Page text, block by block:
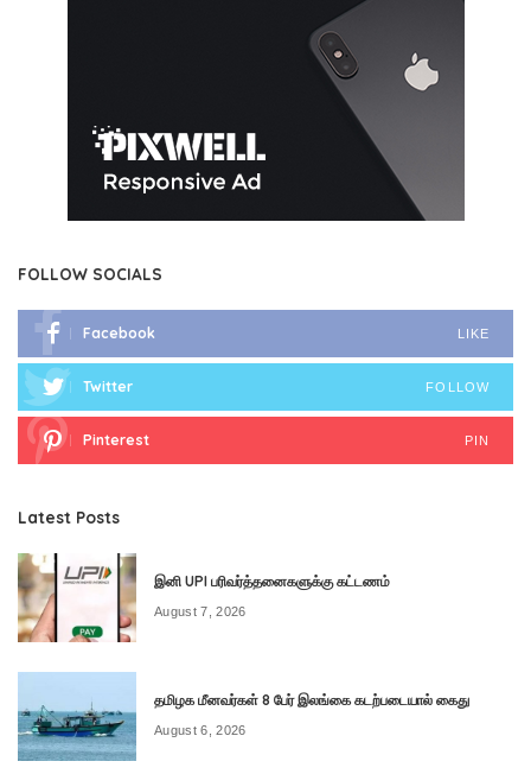
FOLLOW SOCIALS
Facebook LIKE
Twitter FOLLOW
Pinterest PIN
Latest Posts
இனி UPI பரிவர்த்தனைகளுக்கு கட்டணம்
August 7, 2026
தமிழக மீனவர்கள் 8 பேர் இலங்கை கடற்படையால் கைது
August 6, 2026